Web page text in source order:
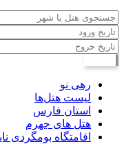
رهی نو
لیست هتل‌ها
استان فارس
هتل های جهرم
اقامتگاه بومگردی